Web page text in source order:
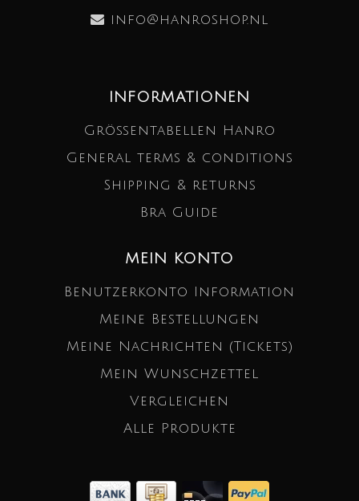
info@hanroshop.nl
INFORMATIONEN
Größentabellen Hanro
General terms & conditions
Shipping & returns
Bra Guide
MEIN KONTO
Benutzerkonto Information
Meine Bestellungen
Meine Nachrichten (Tickets)
Mein Wunschzettel
Vergleichen
Alle Produkte